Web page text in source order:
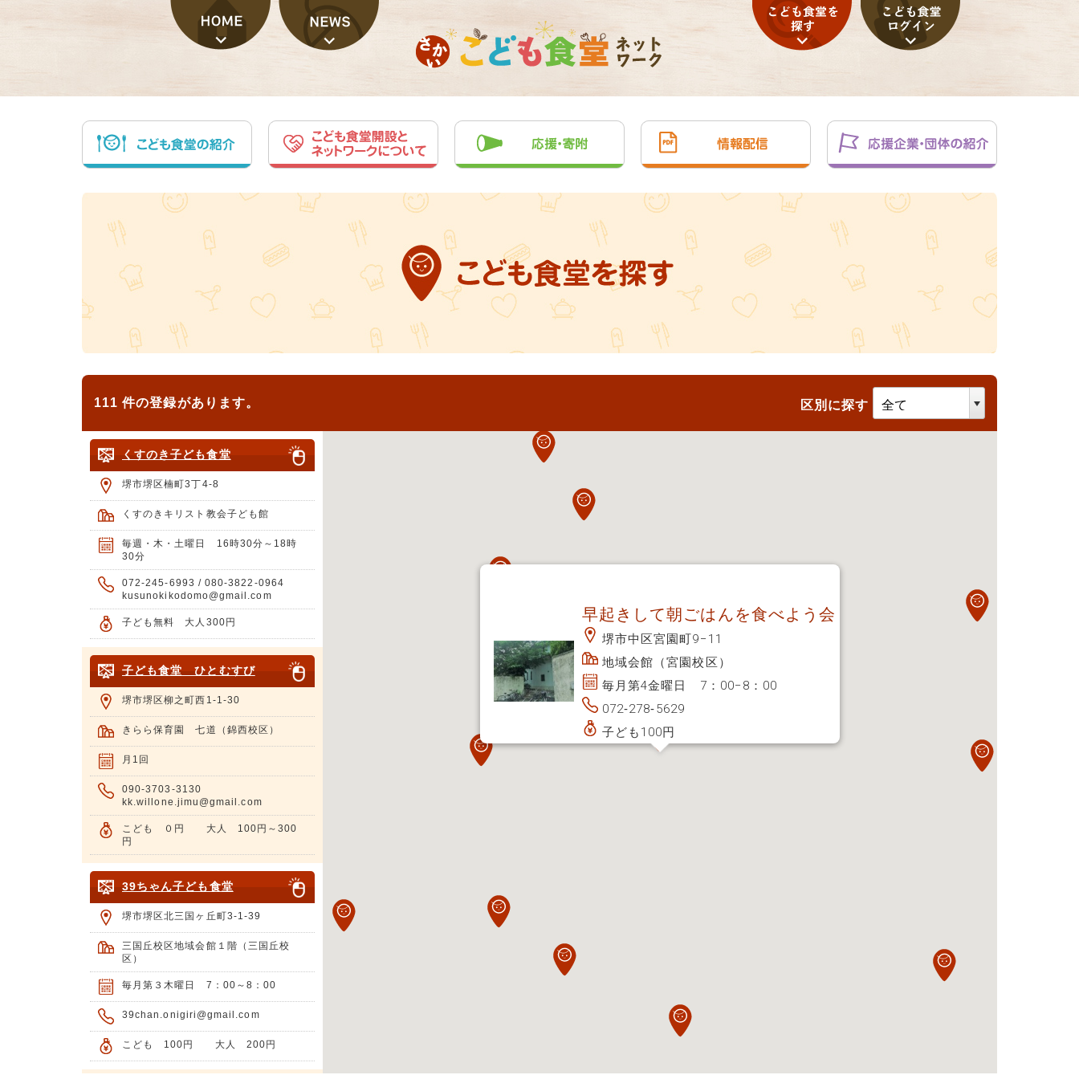
111 件の登録があります。 区別に探す
くすのき子ども食堂
堺市堺区楠町3丁4-8
くすのきキリスト教会子ども館
毎週・木・土曜日 16時30分～18時
30分
072-245-6993 / 080-3822-0964
kusunokikodomo@gmail.com
子ども無料 大人300円
子ども食堂 ひとむすび
堺市堺区柳之町西1-1-30
きらら保育園 七道（錦西校区）
月1回
090-3703-3130
kk.willone.jimu@gmail.com
こども ０円 大人 100円～300
円
39ちゃん子ども食堂
堺市堺区北三国ヶ丘町3-1-39
三国丘校区地域会館１階（三国丘校
区）
毎月第３木曜日 7：00～8：00
39chan.onigiri@gmail.com
こども 100円 大人 200円
早起きして朝ごはんを食べよう会
堺市中区宮園町9−11
地域会館（宮園校区）
毎月第4金曜日 7：00−8：00
072‐278‐5629
子ども100円